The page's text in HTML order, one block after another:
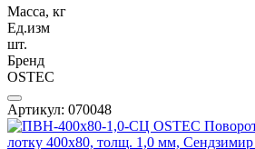
Масса, кг
Ед.изм
шт.
Бренд
OSTEC
Артикул: 070048